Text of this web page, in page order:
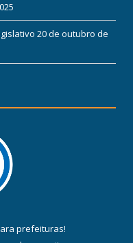
20 de outubro de
prefeituras!